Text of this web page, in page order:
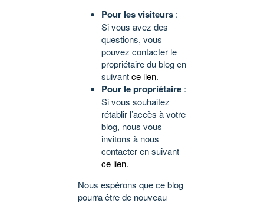
Pour les visiteurs :
Si vous avez des
questions, vous
pouvez contacter le
propriétaire du blog en
suivantce lien.
Pour le propriétaire :
Si vous souhaitez
rétablir l’accès à votre
blog, nous vous
invitons à nous
contacter en suivant
ce lien.
Nous espérons que ce blog
pourra être de nouveau